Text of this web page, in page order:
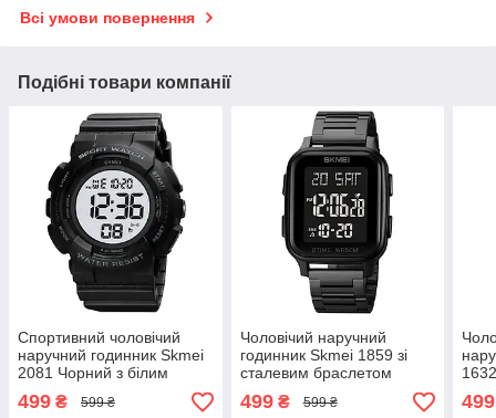
Всі умови повернення
Подібні товари компанії
Спортивний чоловічий
наручний годинник Skmei
2081 Чорний з білим
499 ₴ 599 ₴
Чоловічий наручний
годинник Skmei 1859 зі
сталевим браслетом
Чорний
499₴ 599 ₴ 499